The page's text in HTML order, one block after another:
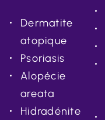
Dermatite
atopique
Psoriasis
Alopécie
areata
Hidradénite